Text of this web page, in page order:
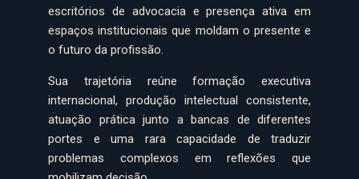
escritórios de advocacia e presença ativa em
espaços institucionais que moldam o presente e
o futuro da profissão.
Sua trajetória reúne formação executiva
internacional, produção intelectual consistente,
atuação prática junto a bancas de diferentes
portes e uma rara capacidade de traduzir
problemas complexos em reflexões que